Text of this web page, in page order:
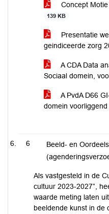
Concept
139 KB
Presentatie
geindiceerde zorg
A CDA Data
Sociaal domein,
A PvdA D66
domein voorliggend
6
Beeld- en
Als vastgesteld in de
cultuur 2023-2027”,
waarde meting laten
beeldende kunst in de